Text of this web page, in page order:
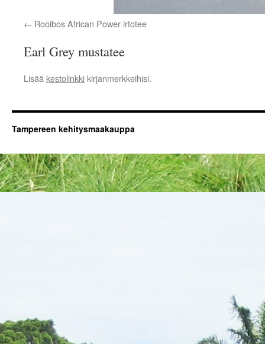
Rooibos African Power irtotee
Earl Grey mustatee
Lisää kestolinkki kirjanmerkkeihisi.
Tampereen kehitysmaakauppa